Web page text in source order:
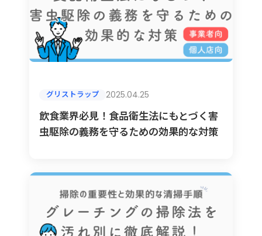
グリストラップ 2025.04.25
飲食業界必見！食品衛生法にもとづく害
虫駆除の義務を守るための効果的な対策